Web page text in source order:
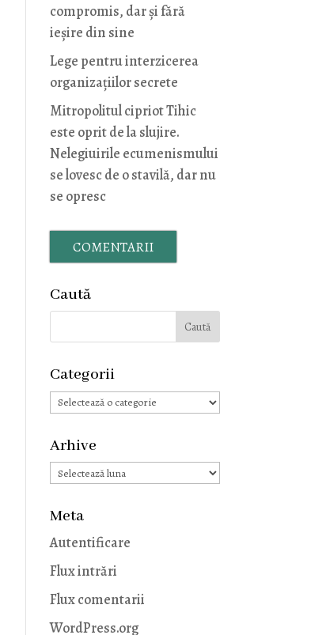
compromis, dar și fără
ieșire din sine
Lege pentru interzicerea
organizaţiilor secrete
Mitropolitul cipriot Tihic
este oprit de la slujire.
Nelegiuirile ecumenismului
se lovesc de o stavilă, dar nu
se opresc
COMENTARII
Caută
Categorii
Categorii
Arhive
Arhive
Meta
Autentificare
Flux intrări
Flux comentarii
WordPress.org